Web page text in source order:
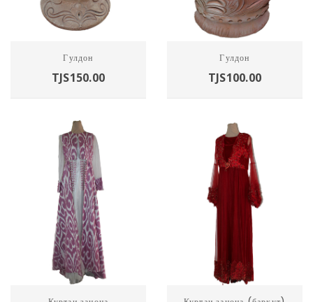
Гулдон
TJS150.00
Гулдон
TJS100.00
Харидан Харидан